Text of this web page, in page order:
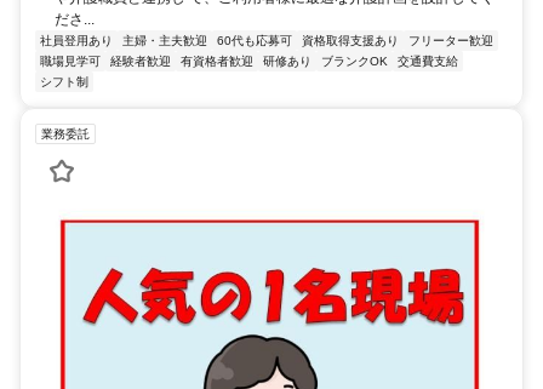
ださ...
社員登用あり 主婦・主夫歓迎 60代も応募可 資格取得支援あり
フリーター歓迎
職場見学可
経験者歓迎 有資格者歓迎 研修あり ブランクOK
交通費支給
シフト制
業務委託